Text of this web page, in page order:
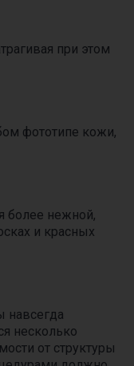
при этом
фототипе кожи,
более нежной,
и красных
навсегда
несколько
от структуры